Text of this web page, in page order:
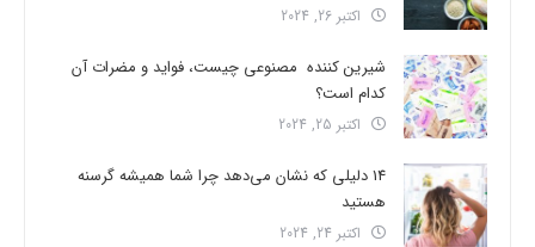
اکتبر 26, 2024
شیرین کننده مصنوعی چیست، فواید و مضرات آن
کدام است؟
اکتبر 25, 2024
14 دلیلی که نشان می‌دهد چرا شما همیشه گرسنه
هستید
اکتبر 24, 2024